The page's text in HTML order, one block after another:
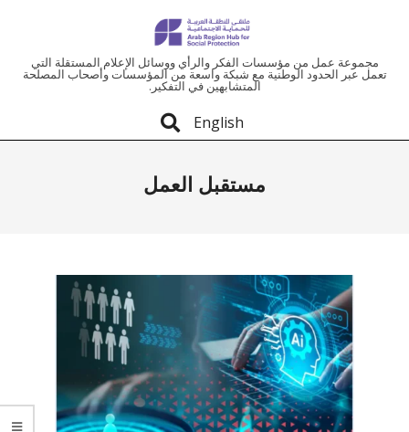
ملتقى
للحماية
مجموعة عمل من مؤسسات الفكر والرأي ووسائل الإعلام المستقلة التي
تعمل عبر الحدود الوطنية مع شبكة واسعة من المؤسسات وأصحاب المصلحة
المتشابهين في التفكير.
English
مستقبل العمل